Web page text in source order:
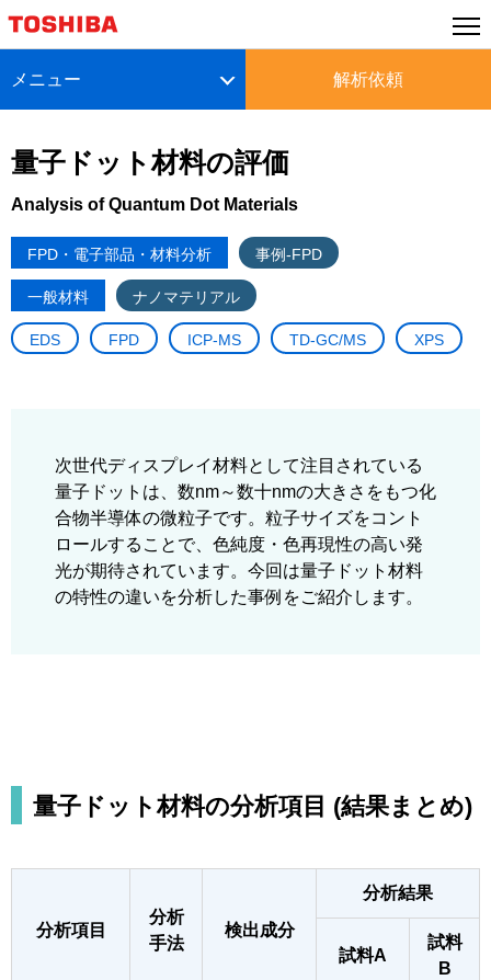
量子ドット材料の評価
Analysis of Quantum Dot Materials
FPD・電子部品・材料分析 事例-FPD
一般材料 ナノマテリアル
EDS FPD ICP-MS TD-GC/MS XPS
次世代ディスプレイ材料として注目されている
量子ドットは、数nm～数十nmの大きさをもつ化
合物半導体の微粒子です。粒子サイズをコント
ロールすることで、色純度・色再現性の高い発
光が期待されています。今回は量子ドット材料
の特性の違いを分析した事例をご紹介します。
メニュー 解析依頼
量子ドット材料の分析項目 (結果まとめ)
分析項目
分析
手法
検出成分
分析結果
試料A
試料
B